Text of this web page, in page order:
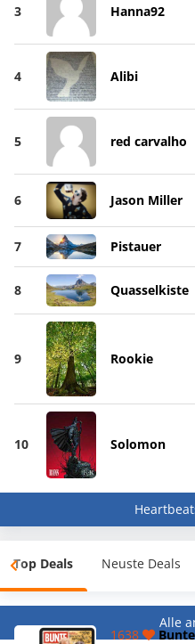
3 Hanna92
4 Alibi
5 red carvalho
6 Jason Miller
7 Pistauer
8 Quasselkiste
9 Rookie
10 Solomon
Top Deals Neuste Deals
Alle
1638